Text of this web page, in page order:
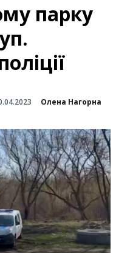
парку
Олена Нагорна